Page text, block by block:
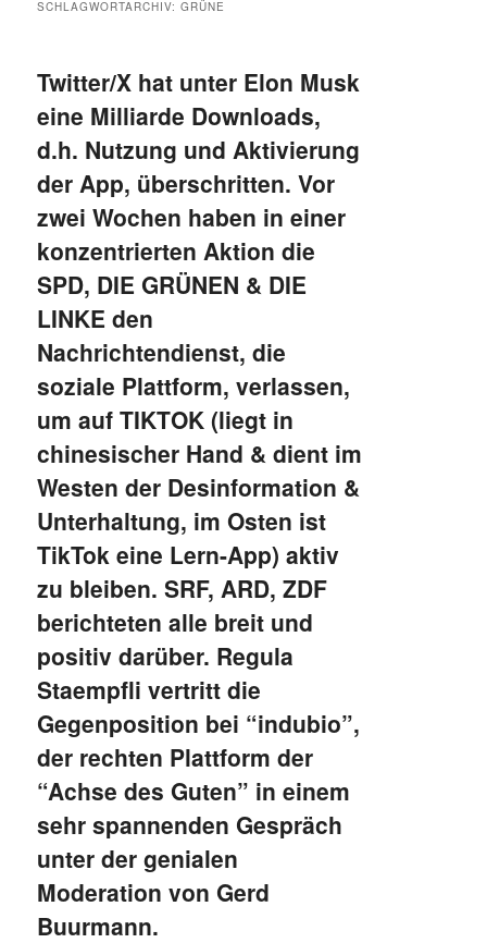
SCHLAGWORTARCHIV:GRÜNE
Twitter/X hat unter Elon Musk
eine Milliarde Downloads,
d.h. Nutzung und Aktivierung
der App, überschritten. Vor
zwei Wochen haben in einer
konzentrierten Aktion die
SPD, DIE GRÜNEN & DIE
LINKE den
Nachrichtendienst, die
soziale Plattform, verlassen,
um auf TIKTOK (liegt in
chinesischer Hand & dient im
Westen der Desinformation &
Unterhaltung, im Osten ist
TikTok eine Lern-App) aktiv
zu bleiben. SRF, ARD, ZDF
berichteten alle breit und
positiv darüber. Regula
Staempfli vertritt die
Gegenposition bei “indubio”,
der rechten Plattform der
“Achse des Guten” in einem
sehr spannenden Gespräch
unter der genialen
Moderation von Gerd
Buurmann.